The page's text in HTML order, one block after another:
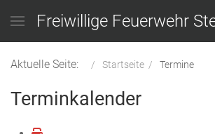
Freiwillige Feuerwehr
Aktuelle Seite: Startseite Termine
Terminkalender